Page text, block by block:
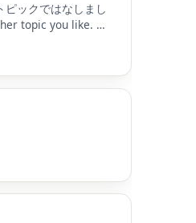
ックではなしまし
topic you like. 좋